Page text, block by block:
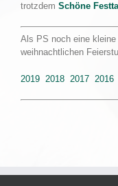
trotzdem Schöne
Als PS noch eine
weihnachtlichen
2019 2018 2017 2016